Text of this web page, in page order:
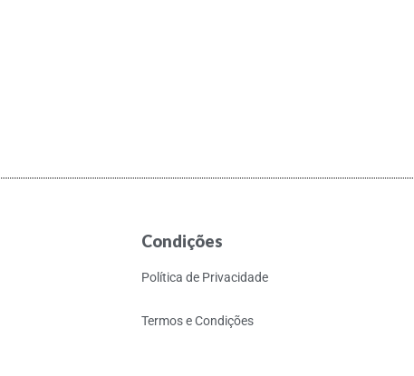
Condições
Política de Privacidade
Termos e Condições